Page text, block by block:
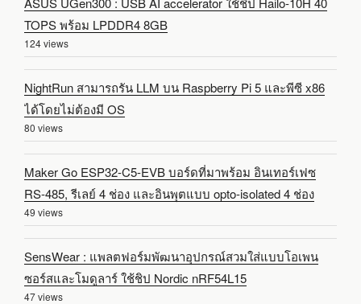
TOPS พร้อม LPDDR4 8GB
124 views
NightRun สามารถรัน LLM บน Raspberry Pi 5 และพีซี x86
ได้โดยไม่ต้องมี OS
80 views
Maker Go ESP32-C5-EVB บอร์ดที่มาพร้อม อินเทอร์เฟซ
RS-485, รีเลย์ 4 ช่อง และอินพุตแบบ opto-isolated 4 ช่อง
49 views
SensWear : แพลตฟอร์มพัฒนาอุปกรณ์สวมใส่แบบโอเพน
ซอร์สและโมดูลาร์ ใช้ชิป Nordic nRF54L15
47 views